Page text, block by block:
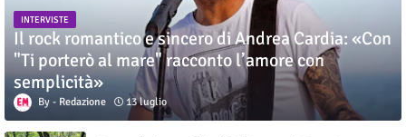
INTERVISTE
Il rock romantico e sincero di Andrea Cardia: «Con
"Ti porterò al mare" racconto l’amore con
semplicità»
Redazione 13 luglio